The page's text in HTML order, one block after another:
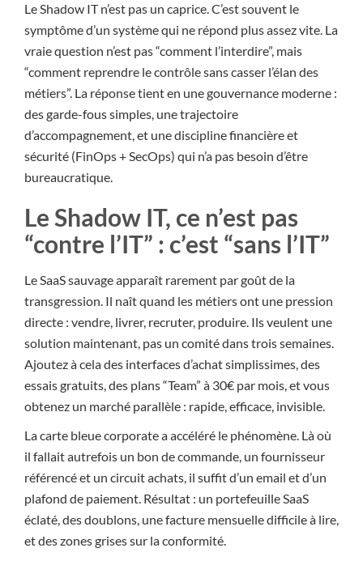
Le Shadow IT n’est pas un caprice. C’est souvent le
symptôme d’un système qui ne répond plus assez vite. La
vraie question n’est pas “comment l’interdire”, mais
“comment reprendre le contrôle sans casser l’élan des
métiers”. La réponse tient en une gouvernance moderne :
des garde-fous simples, une trajectoire
d’accompagnement, et une discipline financière et
sécurité (FinOps + SecOps) qui n’a pas besoin d’être
bureaucratique.
Le Shadow IT, ce n’est pas
“contre l’IT” : c’est “sans l’IT”
Le SaaS sauvage apparaît rarement par goût de la
transgression. Il naît quand les métiers ont une pression
directe : vendre, livrer, recruter, produire. Ils veulent une
solution maintenant, pas un comité dans trois semaines.
Ajoutez à cela des interfaces d’achat simplissimes, des
essais gratuits, des plans “Team” à 30€ par mois, et vous
obtenez un marché parallèle : rapide, efficace, invisible.
La carte bleue corporate a accéléré le phénomène. Là où
il fallait autrefois un bon de commande, un fournisseur
référencé et un circuit achats, il suffit d’un email et d’un
plafond de paiement. Résultat : un portefeuille SaaS
éclaté, des doublons, une facture mensuelle difficile à lire,
et des zones grises sur la conformité.